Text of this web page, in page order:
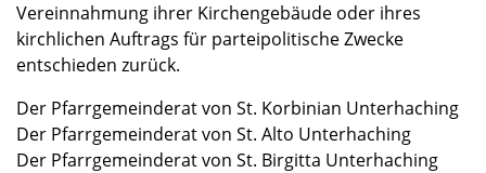
Vereinnahmung ihrer Kirchengebäude oder ihres
kirchlichen Auftrags für parteipolitische Zwecke
entschieden zurück.
Der Pfarrgemeinderat von St. Korbinian Unterhaching
Der Pfarrgemeinderat von St. Alto Unterhaching
Der Pfarrgemeinderat von St. Birgitta Unterhaching